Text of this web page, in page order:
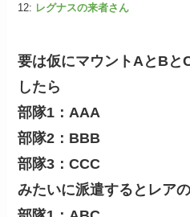
12: レグナスの来者さん
要は仮にマウントAとBと
したら
部隊1：AAA
部隊2：BBB
部隊3：CCC
みたいに派遣するとレア